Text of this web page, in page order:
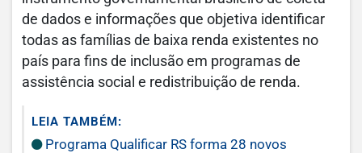
de dados e informações que objetiva identificar
todas as famílias de baixa renda existentes no
país para fins de inclusão em programas de
assistência social e redistribuição de renda.
LEIA TAMBÉM:
Programa Qualificar RS forma 28 novos